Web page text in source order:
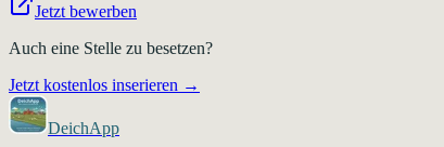
Jetzt bewerben
Auch eine Stelle zu besetzen?
Jetzt kostenlos inserieren →
DeichApp